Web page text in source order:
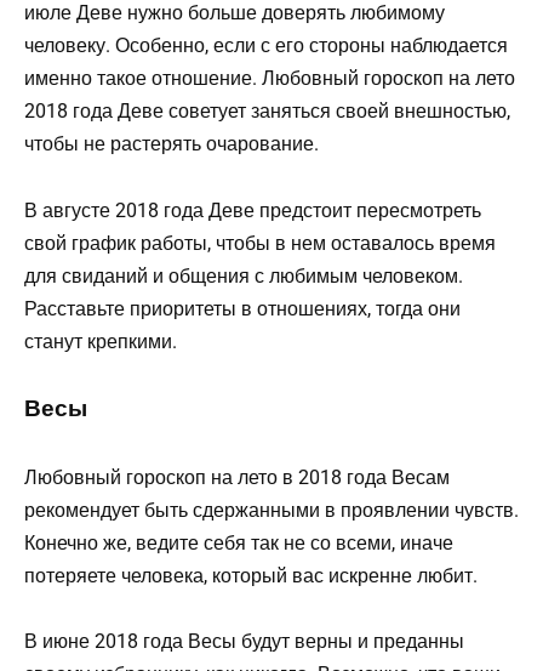
июле Деве нужно больше доверять любимому
человеку. Особенно, если с его стороны наблюдается
именно такое отношение. Любовный гороскоп на лето
2018 года Деве советует заняться своей внешностью,
чтобы не растерять очарование.
В августе 2018 года Деве предстоит пересмотреть
свой график работы, чтобы в нем оставалось время
для свиданий и общения с любимым человеком.
Расставьте приоритеты в отношениях, тогда они
станут крепкими.
Весы
Любовный гороскоп на лето в 2018 года Весам
рекомендует быть сдержанными в проявлении чувств.
Конечно же, ведите себя так не со всеми, иначе
потеряете человека, который вас искренне любит.
В июне 2018 года Весы будут верны и преданны